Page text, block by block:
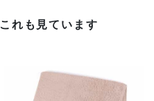
れも見ています